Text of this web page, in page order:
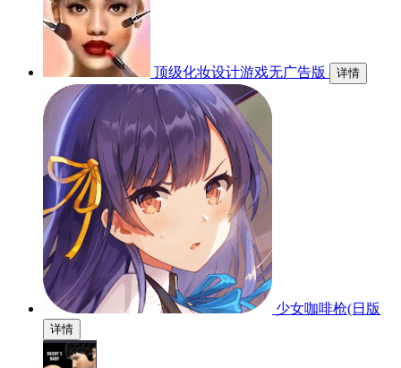
顶级化妆设计游戏无广告版 详情
少女咖啡枪(日版
详情